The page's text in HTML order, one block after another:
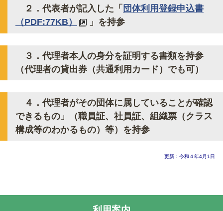
２．代表者が記入した「 団体利用登録申込書
（PDF:77KB）
」を持参
３．代理者本人の身分を証明する書類を持参
（代理者の貸出券（共通利用カード）でも可）
４．代理者がその団体に属していることが確認
できるもの」（職員証、社員証、組織票（クラス
構成等のわかるもの）等）を持参
更新：令和４年4月1日